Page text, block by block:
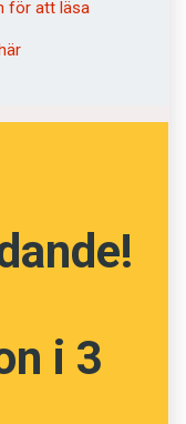
för att läsa
i 3